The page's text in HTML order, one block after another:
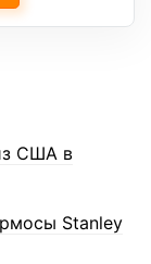
США в
Stanley